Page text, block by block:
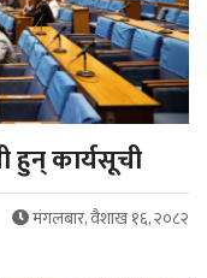
हुन् कार्यसूची
मंगलबार, वैशाख १६, २०८२